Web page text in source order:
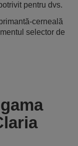
pentru dvs.
cerneală
selector de